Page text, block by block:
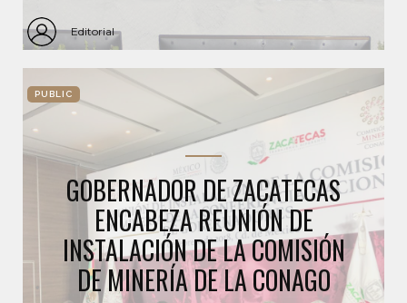
Editorial
PUBLIC
GOBERNADOR DE ZACATECAS
ENCABEZA REUNIÓN DE
INSTALACIÓN DE LA COMISIÓN
DE MINERÍA DE LA CONAGO